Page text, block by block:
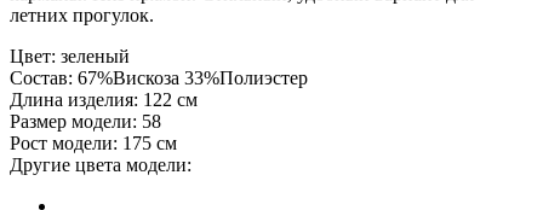
летних прогулок.
Цвет: зеленый
Состав: 67%Вискоза 33%Полиэстер
Длина изделия: 122 см
Размер модели: 58
Рост модели: 175 см
Другие цвета модели: